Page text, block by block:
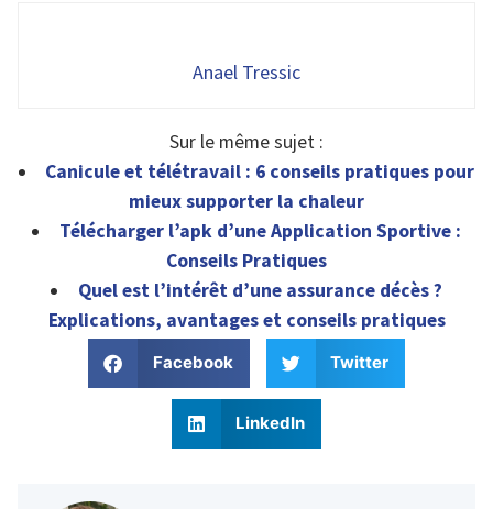
Anael Tressic
Sur le même sujet :
Canicule et télétravail : 6 conseils pratiques pour
mieux supporter la chaleur
Télécharger l’apk d’une Application Sportive :
Conseils Pratiques
Quel est l’intérêt d’une assurance décès ?
Explications, avantages et conseils pratiques
Facebook Twitter
LinkedIn